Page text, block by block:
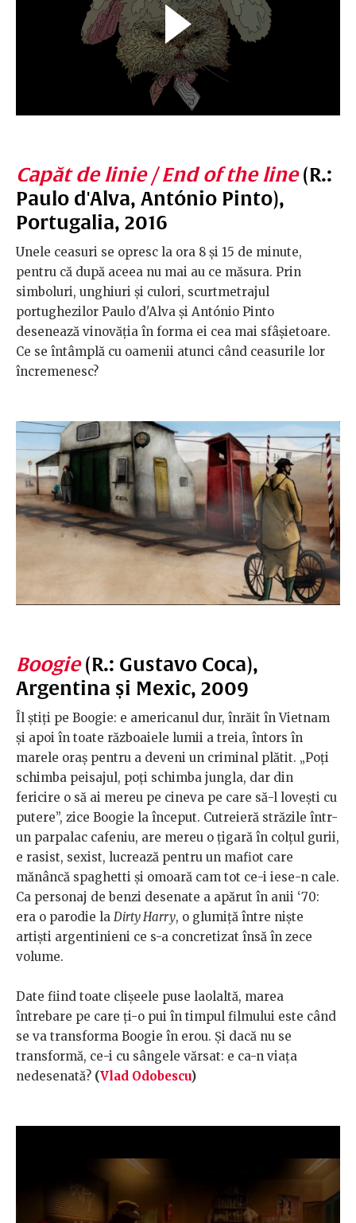
Capăt de linie / End of the line (R.:
Paulo d'Alva, António Pinto),
Portugalia, 2016
Unele ceasuri se opresc la ora 8 și 15 de minute,
pentru că după aceea nu mai au ce măsura. Prin
simboluri, unghiuri și culori, scurtmetrajul
portughezilor Paulo d'Alva și António Pinto
desenează vinovăția în forma ei cea mai sfâșietoare.
Ce se întâmplă cu oamenii atunci când ceasurile lor
încremenesc?
Boogie(R.: Gustavo Coca),
Argentina și Mexic, 2009
Îl știți pe Boogie: e americanul dur, înrăit în Vietnam
și apoi în toate războaiele lumii a treia, întors în
marele oraș pentru a deveni un criminal plătit. „Poți
schimba peisajul, poți schimba jungla, dar din
fericire o să ai mereu pe cineva pe care să-l lovești cu
putere”, zice Boogie la început. Cutreieră străzile într-
un parpalac cafeniu, are mereu o țigară în colțul gurii,
e rasist, sexist, lucrează pentru un mafiot care
mănâncă spaghetti și omoară cam tot ce-i iese-n cale.
Ca personaj de benzi desenate a apărut în anii ‘70:
era o parodie la Dirty Harry, o glumiță între niște
artiști argentinieni ce s-a concretizat însă în zece
volume.
Date fiind toate clișeele puse laolaltă, marea
întrebare pe care ți-o pui în timpul filmului este când
se va transforma Boogie în erou. Și dacă nu se
transformă, ce-i cu sângele vărsat: e ca-n viața
nedesenată? (Vlad Odobescu)